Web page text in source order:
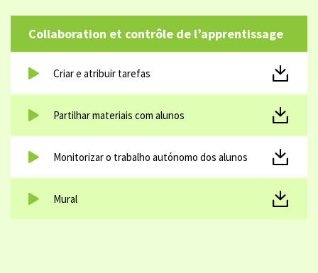
Collaboration et contrôle de l’apprentissage
Criar e atribuir tarefas
Partilhar materiais com alunos
Monitorizar o trabalho autónomo dos alunos
Mural